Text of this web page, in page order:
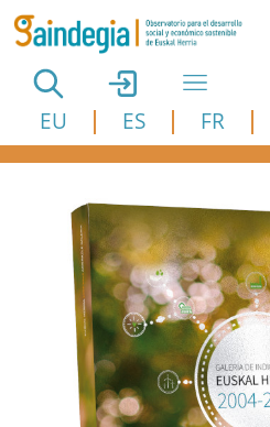
Pasar al contenido principal
EU ES FR